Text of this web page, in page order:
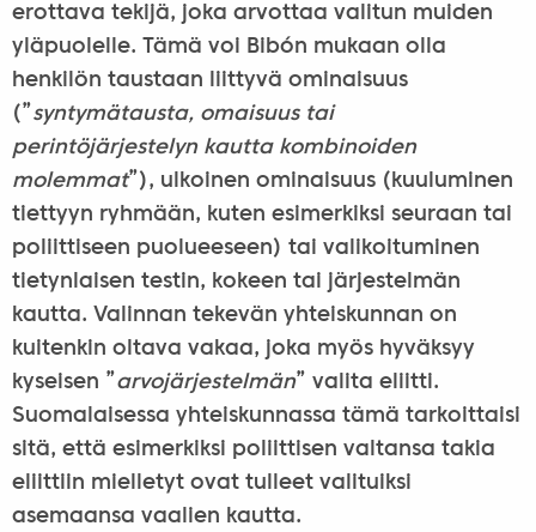
erottava tekijä, joka arvottaa valitun muiden
yläpuolelle. Tämä voi Bibón mukaan olla
henkilön taustaan liittyvä ominaisuus
(”syntymätausta, omaisuus tai
perintöjärjestelyn kautta kombinoiden
molemmat”), ulkoinen ominaisuus (kuuluminen
tiettyyn ryhmään, kuten esimerkiksi seuraan tai
poliittiseen puolueeseen) tai valikoituminen
tietynlaisen testin, kokeen tai järjestelmän
kautta. Valinnan tekevän yhteiskunnan on
kuitenkin oltava vakaa, joka myös hyväksyy
kyseisen ”arvojärjestelmän” valita eliitti.
Suomalaisessa yhteiskunnassa tämä tarkoittaisi
sitä, että esimerkiksi poliittisen valtansa takia
eliittiin mielletyt ovat tulleet valituiksi
asemaansa vaalien kautta.